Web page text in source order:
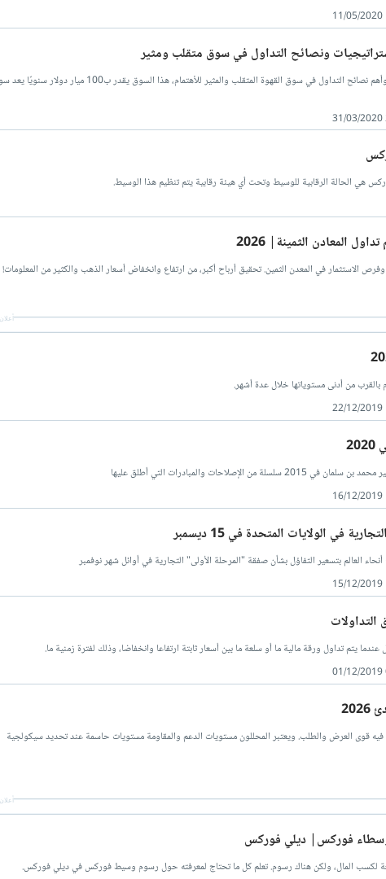
11/05/
ونصائح التداول في سوق متقلب ومثير
تعلم الأستراتيجيات الرئيسية وأهم نصائح التداول في سوق القهوة المتقلب والمثير للأهتمام، هذا السوق يقدر ب100 ميار
31/03/2020
هي الحالة الرقابية للوسيط وتحت أي هيئة رقابية يتم تنظيم هذا الوسيط.
المعادن الثمينة| 2026
أعلان
بالقرب من أدنى مستوياتها خلال عدة أشهر.
22/12/2019
الإصلاحات والمبادرات التي أطلق عليها
16/12/
في الولايات المتحدة في 15 ديسمبر
العالم بتسعير التفاؤل بشأن صفقة "المرحلة الأولى" التجارية في أوائل شهر نوفمبر
15/12/
يتم تداول ورقة مالية ما أو سلعة ما بين أسعار ثابتة ارتفاعا وانخفاضا، وذلك لفترة زمنية ما.
01/12/2019
قوى العرض والطلب. ويعتبر المحللون مستويات الدعم والمقاومة مستويات حاسمة عند تحديد سيكولجية
أعلان
فوركس| ديلي فوركس
لكسب المال، ولكن هناك رسوم. تعلم كل ما تحتاج لمعرفته حول رسوم وسيط فوركس في ديلي فوركس.